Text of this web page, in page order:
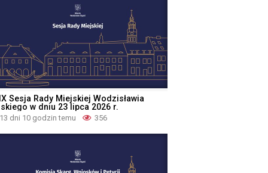
Sesja Rady Miejskiej Wodzisławia
w dniu 23 lipca 2026 r.
13 dni 10 godzin temu 356